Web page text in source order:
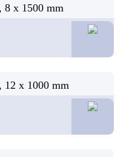
8 x 1500 mm
12 x 1000 mm